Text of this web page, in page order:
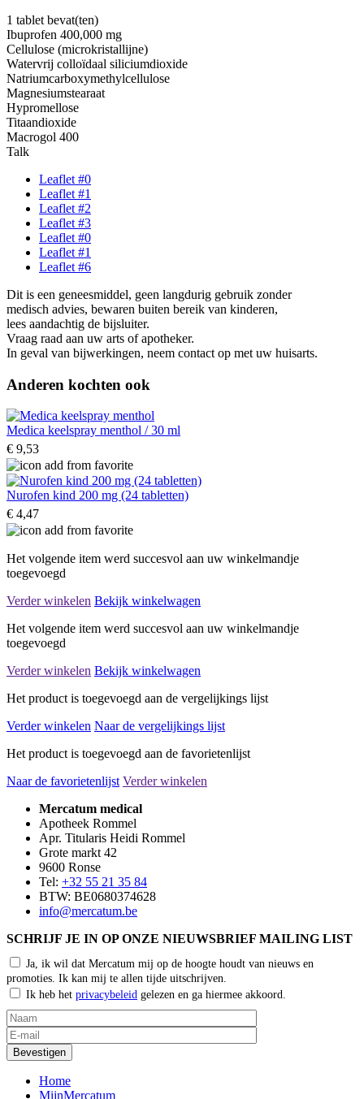
1 tablet bevat(ten)
Ibuprofen 400,000 mg
Cellulose (microkristallijne)
Watervrij colloïdaal siliciumdioxide
Natriumcarboxymethylcellulose
Magnesiumstearaat
Hypromellose
Titaandioxide
Macrogol 400
Talk
Leaflet #0
Leaflet #1
Leaflet #2
Leaflet #3
Leaflet #0
Leaflet #1
Leaflet #6
Dit is een geneesmiddel, geen langdurig gebruik zonder
medisch advies, bewaren buiten bereik van kinderen,
lees aandachtig de bijsluiter.
Vraag raad aan uw arts of apotheker.
In geval van bijwerkingen, neem contact op met uw huisarts.
Anderen kochten ook
Medica keelspray menthol / 30 ml
€ 9,53
Nurofen kind 200 mg (24 tabletten)
€ 4,47
Het volgende item werd succesvol aan uw winkelmandje
toegevoegd
Verder winkelen Bekijk winkelwagen
Het volgende item werd succesvol aan uw winkelmandje
toegevoegd
Verder winkelen Bekijk winkelwagen
Het product is toegevoegd aan de vergelijkings lijst
Verder winkelen Naar de vergelijkings lijst
Het product is toegevoegd aan de favorietenlijst
Naar de favorietenlijst Verder winkelen
Mercatum medical
Apotheek Rommel
Apr. Titularis Heidi Rommel
Grote markt 42
9600 Ronse
Tel: +32 55 21 35 84
BTW: BE0680374628
info@mercatum.be
SCHRIJF JE IN OP ONZE NIEUWSBRIEF MAILING LIST
Ja, ik wil dat Mercatum mij op de hoogte houdt van nieuws en
promoties. Ik kan mij te allen tijde uitschrijven.
Ik heb het privacybeleid gelezen en ga hiermee akkoord.
Home
MijnMercatum